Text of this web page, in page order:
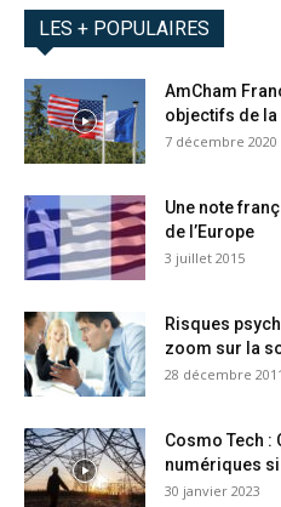
LES + POPULAIRES
AmCham
objectifs de la
7 décembre 2020
Une note
de l’Europe
3 juillet 2015
Risques
zoom sur la
28 décembre 2011
Cosmo Tech :
numériques
30 janvier 2023